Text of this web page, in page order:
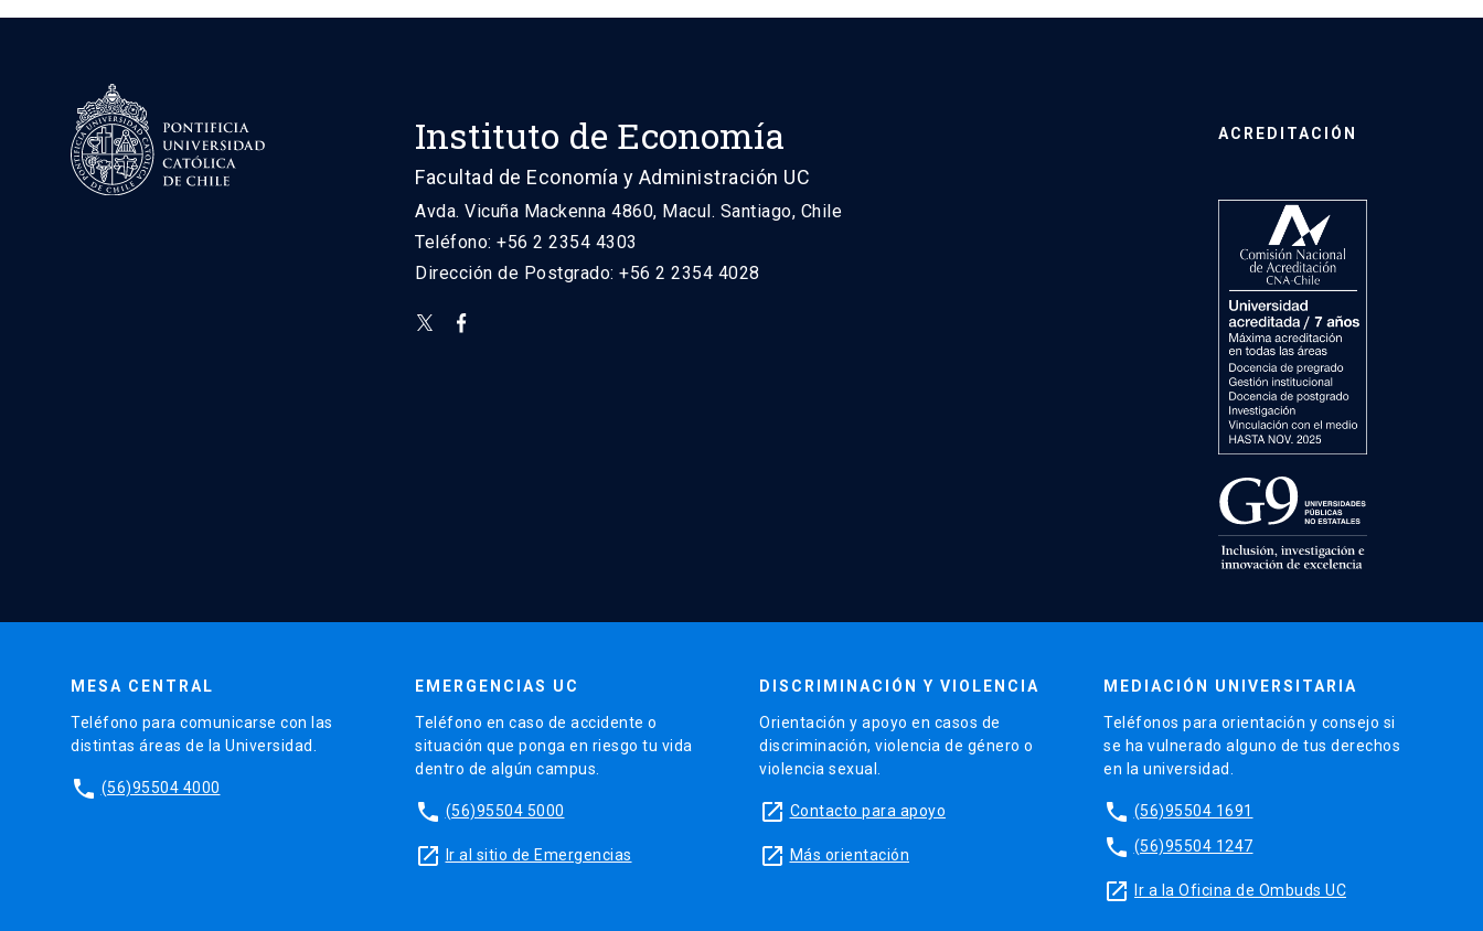
Instituto de Economía
Facultad de Economía y Administración UC
Avda. Vicuña Mackenna 4860, Macul. Santiago, Chile
Teléfono: +56 2 2354 4303
Dirección de Postgrado: +56 2 2354 4028
ACREDITACIÓN
MESA CENTRAL
Teléfono para comunicarse con las
distintas áreas de la Universidad.
phone (56)95504 4000
EMERGENCIAS UC
Teléfono en caso de accidente o
situación que ponga en riesgo tu vida
dentro de algún campus.
phone (56)95504 5000
launch Ir al sitio de Emergencias
DISCRIMINACIÓN Y VIOLENCIA
Orientación y apoyo en casos de
discriminación, violencia de género o
violencia sexual.
launch Contacto para apoyo
launch Más orientación
MEDIACIÓN UNIVERSITARIA
Teléfonos para orientación y consejo si
se ha vulnerado alguno de tus derechos
en la universidad.
phone (56)95504 1691
phone (56)95504 1247
launch Ir a la Oficina de Ombuds UC